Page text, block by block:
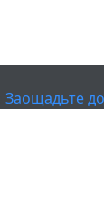
Заощадьте